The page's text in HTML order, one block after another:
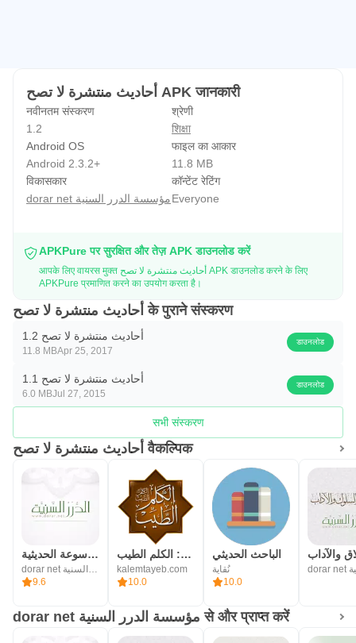
أحاديث منتشرة لا تصح APK जानकारी
नवीनतम संस्करण
1.2
श्रेणी
शिक्षा
Android OS
Android 2.3.2+
फाइल का आकार
11.8 MB
विकासकार
dorar net مؤسسة الدرر السنية
कॉन्टेंट रेटिंग
Everyone
APKPure पर सुरक्षित और तेज़ APK डाउनलोड करें
आपके लिए वायरस मुक्त أحاديث منتشرة لا تصح APK डाउनलोड करने के लिए
APKPure प्रमाणित करने का उपयोग करता है।
أحاديث منتشرة لا تصح के पुराने संस्करण
أحاديث منتشرة لا تصح 1.2
11.8 MBApr 25, 2017
डाउनलोड
أحاديث منتشرة لا تصح 1.1
6.0 MBJul 27, 2015
डाउनलोड
सभी संस्करण
أحاديث منتشرة لا تصح वैकल्पिक
الموسوعة الحديثية
dorar net مؤسسة الدرر السنية
9.6
حكم ومواعظ وأدعية: الكلم الطيب
kalemtayeb.com
10.0
الباحث الحديثي
نُقاية
10.0
والآداب
dorar net مؤسسة الدرر السنية से और प्राप्त करें